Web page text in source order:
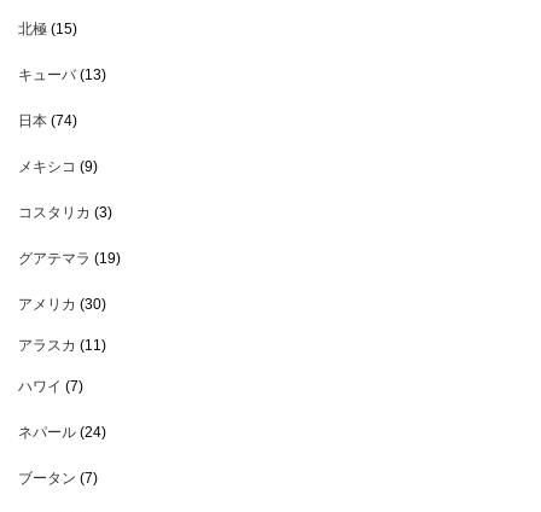
北極 (15)
キューバ(13)
日本 (74)
メキシコ (9)
コスタリカ (3)
グアテマラ (19)
アメリカ (30)
アラスカ (11)
ハワイ (7)
ネパール (24)
ブータン (7)